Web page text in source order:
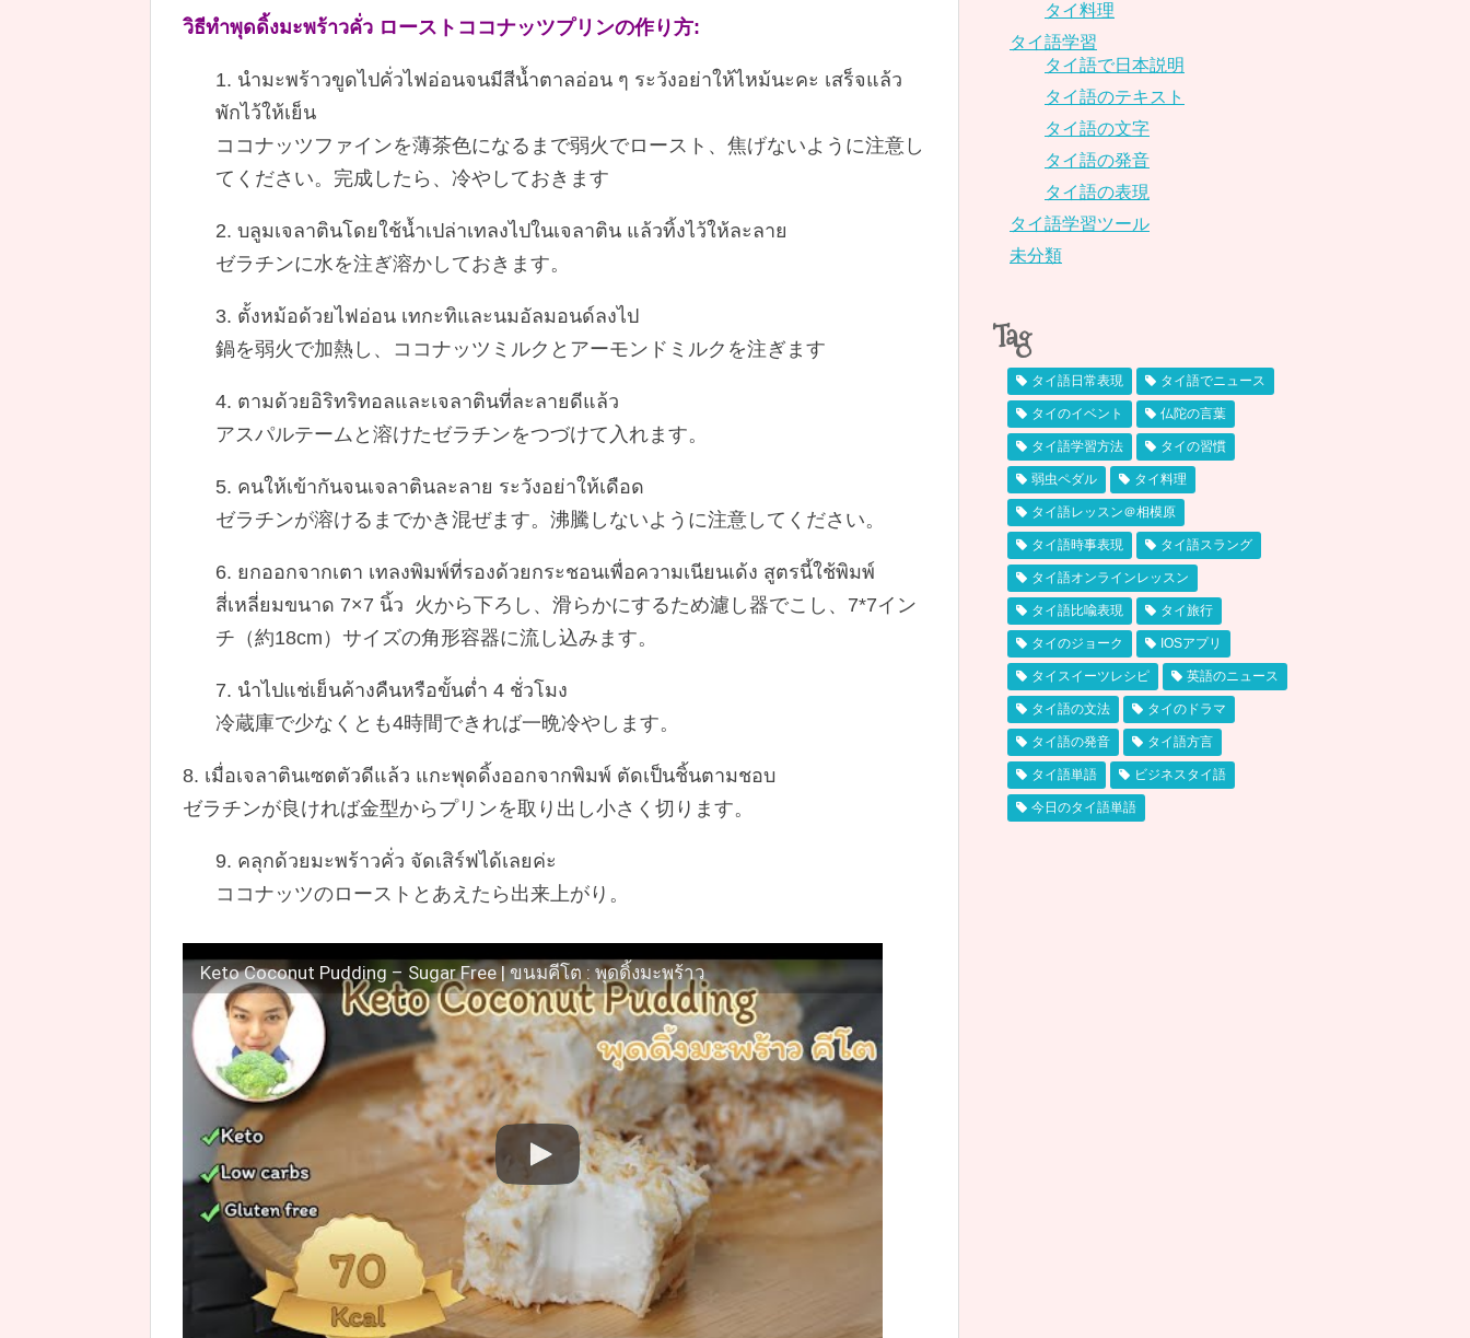
วิธีทำพุดดิ้งมะพร้าวคั่ว ローストココナッツプリンの作り方:
1. นำมะพร้าวขูดไปคั่วไฟอ่อนจนมีสีน้ำตาลอ่อน ๆ ระวังอย่าให้ไหม้นะคะ เสร็จแล้ว
พักไว้ให้เย็น
ココナッツファインを薄茶色になるまで弱火でロースト、焦げないように注意し
てください。完成したら、冷やしておきます
2. บลูมเจลาตินโดยใช้น้ำเปล่าเทลงไปในเจลาติน แล้วทิ้งไว้ให้ละลาย
ゼラチンに水を注ぎ溶かしておきます。
3. ตั้งหม้อด้วยไฟอ่อน เทกะทิและนมอัลมอนด์ลงไป
鍋を弱火で加熱し、ココナッツミルクとアーモンドミルクを注ぎます
4. ตามด้วยอิริทริทอลและเจลาตินที่ละลายดีแล้ว
アスパルテームと溶けたゼラチンをつづけて入れます。
5. คนให้เข้ากันจนเจลาตินละลาย ระวังอย่าให้เดือด
ゼラチンが溶けるまでかき混ぜます。沸騰しないように注意してください。
6. ยกออกจากเตา เทลงพิมพ์ที่รองด้วยกระชอนเพื่อความเนียนเด้ง สูตรนี้ใช้พิมพ์
สี่เหลี่ยมขนาด 7×7 นิ้ว 火から下ろし、滑らかにするため濾し器でこし、7*7イン
チ（約18cm）サイズの角形容器に流し込みます。
7. นำไปแช่เย็นค้างคืนหรือขั้นต่ำ 4 ชั่วโมง
冷蔵庫で少なくとも4時間できれば一晩冷やします。
8. เมื่อเจลาตินเซตตัวดีแล้ว แกะพุดดิ้งออกจากพิมพ์ ตัดเป็นชิ้นตามชอบ
ゼラチンが良ければ金型からプリンを取り出し小さく切ります。
9. คลุกด้วยมะพร้าวคั่ว จัดเสิร์ฟได้เลยค่ะ
ココナッツのローストとあえたら出来上がり。
Keto Coconut Pudding – Sugar Free | ขนมคีโต : พุดดิ้งมะพร้าว
タイ料理
タイ語学習
タイ語で日本説明
タイ語のテキスト
タイ語の文字
タイ語の発音
タイ語の表現
タイ語学習ツール
未分類
Tag
タイ語日常表現 タイ語でニュース
タイのイベント 仏陀の言葉
タイ語学習方法 タイの習慣
弱虫ペダル タイ料理
タイ語レッスン＠相模原
タイ語時事表現 タイ語スラング
タイ語オンラインレッスン
タイ語比喩表現 タイ旅行
タイのジョーク IOSアプリ
タイスイーツレシピ 英語のニュース
タイ語の文法 タイのドラマ
タイ語の発音 タイ語方言
タイ語単語 ビジネスタイ語
今日のタイ語単語